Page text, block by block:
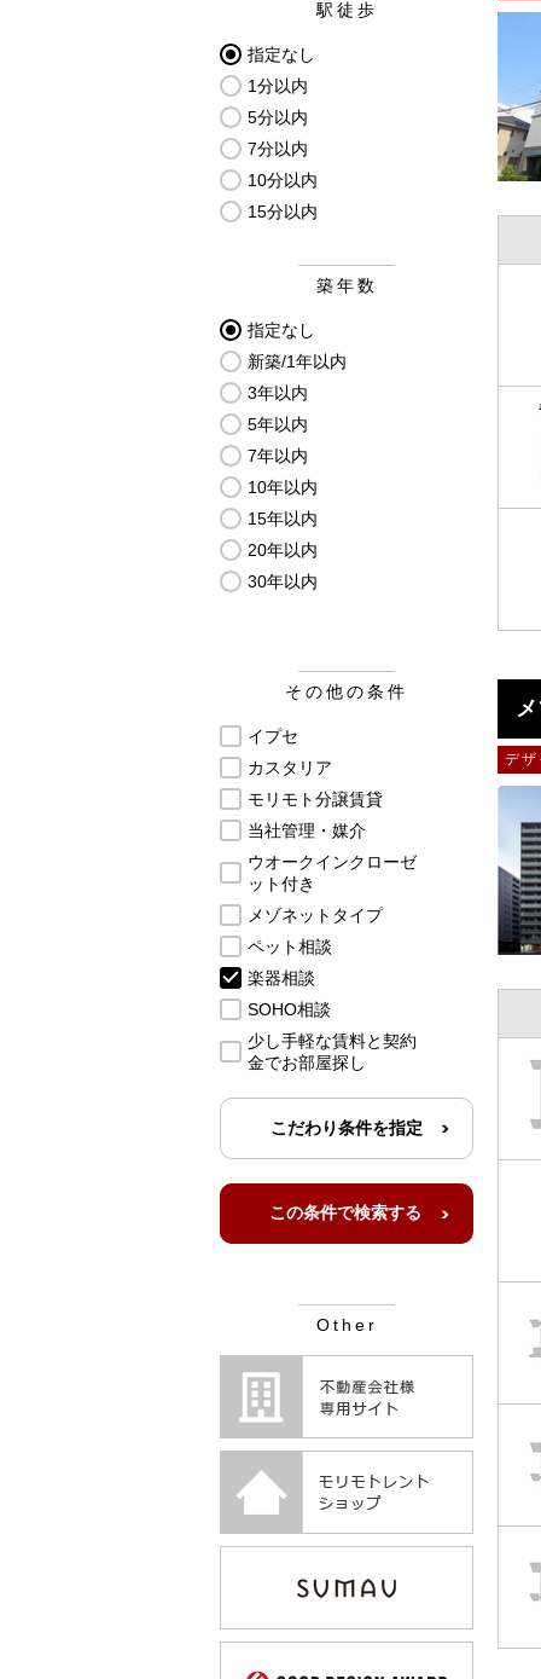
デ
駅徒歩
指定なし
1分以内
5分以内
7分以内
10分以内
15分以内
築年数
指定なし
新築/1年以内
3年以内
5年以内
7年以内
10年以内
15年以内
20年以内
30年以内
その他の条件
イプセ
カスタリア
モリモト分譲賃貸
当社管理・媒介
ウオークインクローゼ
ット付き
メゾネットタイプ
ペット相談
楽器相談
SOHO相談
少し手軽な賃料と契約
金でお部屋探し
こだわり条件を指定
Other